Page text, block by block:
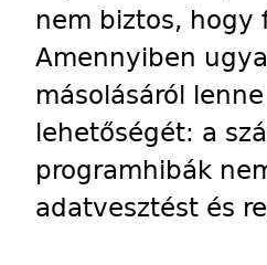
nem biztos, hogy
Amennyiben
másolásáról
lehetőségét: a
programhibák
adatvesztést és